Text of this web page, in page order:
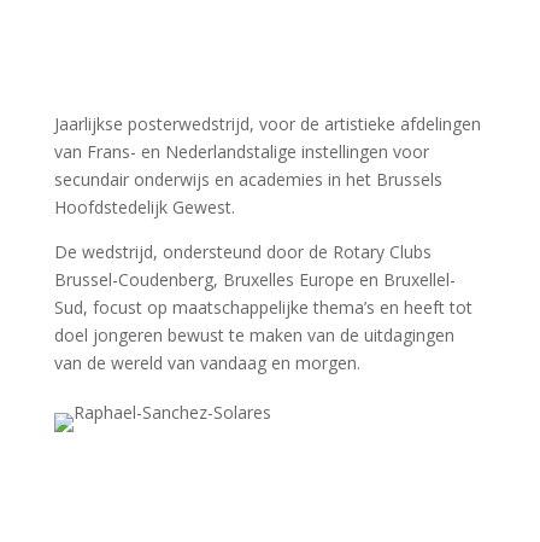
Jaarlijkse posterwedstrijd, voor de artistieke afdelingen
van Frans- en Nederlandstalige instellingen voor
secundair onderwijs en academies in het Brussels
Hoofdstedelijk Gewest.
De wedstrijd, ondersteund door de Rotary Clubs
Brussel-Coudenberg, Bruxelles Europe en Bruxellel-
Sud, focust op maatschappelijke thema’s en heeft tot
doel jongeren bewust te maken van de uitdagingen
van de wereld van vandaag en morgen.